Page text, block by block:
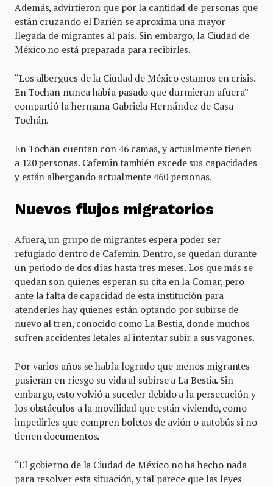
Además, advirtieron que por la cantidad de personas que
están cruzando el Darién se aproxima una mayor
llegada de migrantes al país. Sin embargo, la Ciudad de
México no está preparada para recibirles.
“Los albergues de la Ciudad de México estamos en crisis.
En Tochan nunca había pasado que durmieran afuera”
compartió la hermana Gabriela Hernández de Casa
Tochán.
En Tochan cuentan con 46 camas, y actualmente tienen
a 120 personas. Cafemin también excede sus capacidades
y están albergando actualmente 460 personas.
Nuevos flujos migratorios
Afuera, un grupo de migrantes espera poder ser
refugiado dentro de Cafemin. Dentro, se quedan durante
un periodo de dos días hasta tres meses. Los que más se
quedan son quienes esperan su cita en la Comar, pero
ante la falta de capacidad de esta institución para
atenderles hay quienes están optando por subirse de
nuevo al tren, conocido como La Bestia, donde muchos
sufren accidentes letales al intentar subir a sus vagones.
Por varios años se había logrado que menos migrantes
pusieran en riesgo su vida al subirse a La Bestia. Sin
embargo, esto volvió a suceder debido a la persecución y
los obstáculos a la movilidad que están viviendo, como
impedirles que compren boletos de avión o autobús si no
tienen documentos.
“El gobierno de la Ciudad de México no ha hecho nada
para resolver esta situación, y tal parece que las leyes